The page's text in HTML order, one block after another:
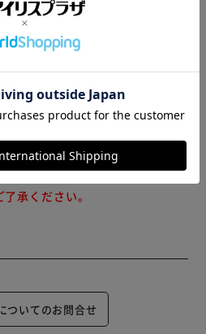
、在庫の確認及び商品のお届け
います。
完売となっていた場合、キャンセ
レクトしたオススメ商品です。
了しても完売になる場合がござい
承ください。
ついてのお問合せ